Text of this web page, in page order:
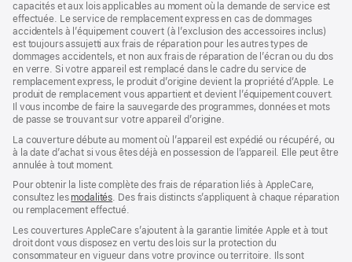
nouvelle
fenêtre)
capacités et aux lois applicables au moment où la demande de service est
effectuée. Le service de remplacement express en cas de dommages
accidentels à l’équipement couvert (à l’exclusion des accessoires inclus)
est toujours assujetti aux frais de réparation pour les autres types de
dommages accidentels, et non aux frais de réparation de l’écran ou du dos
en verre. Si votre appareil est remplacé dans le cadre du service de
remplacement express, le produit d’origine devient la propriété d’Apple. Le
produit de remplacement vous appartient et devient l’équipement couvert.
Il vous incombe de faire la sauvegarde des programmes, données et mots
de passe se trouvant sur votre appareil d’origine.
La couverture débute au moment où l’appareil est expédié ou récupéré, ou
à la date d’achat si vous êtes déjà en possession de l’appareil. Elle peut être
annulée à tout moment.
Pour obtenir la liste complète des frais de réparation liés à AppleCare,
consultez les modalités(s’ouvre
dans
nouvelle
fenêtre)
. Des frais distincts s’appliquent à chaque réparation
ou remplacement effectué.
Les couvertures AppleCare s’ajoutent à la garantie limitée Apple et à tout
droit dont vous disposez en vertu des lois sur la protection du
consommateur en vigueur dans votre province ou territoire. Ils sont